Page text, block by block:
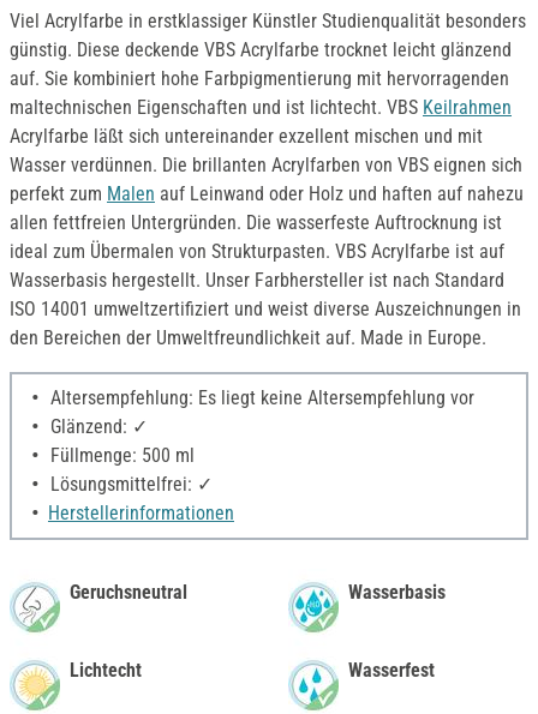
Viel Acrylfarbe in erstklassiger Künstler Studienqualität besonders
günstig. Diese deckende VBS Acrylfarbe trocknet leicht glänzend
auf. Sie kombiniert hohe Farbpigmentierung mit hervorragenden
maltechnischen Eigenschaften und ist lichtecht. VBS Keilrahmen
Acrylfarbe läßt sich untereinander exzellent mischen und mit
Wasser verdünnen. Die brillanten Acrylfarben von VBS eignen sich
perfekt zum Malen auf Leinwand oder Holz und haften auf nahezu
allen fettfreien Untergründen. Die wasserfeste Auftrocknung ist
ideal zum Übermalen von Strukturpasten. VBS Acrylfarbe ist auf
Wasserbasis hergestellt. Unser Farbhersteller ist nach Standard
ISO 14001 umweltzertifiziert und weist diverse Auszeichnungen in
den Bereichen der Umweltfreundlichkeit auf. Made in Europe.
Altersempfehlung: Es liegt keine Altersempfehlung vor
Glänzend: ✓
Füllmenge: 500 ml
Lösungsmittelfrei: ✓
Herstellerinformationen
Geruchsneutral
Lichtecht
Wasserbasis
Wasserfest